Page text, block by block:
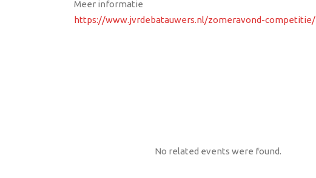
Meer informatie
https://www.jvrdebatauwers.nl/zomeravond-competitie/
No related events were found.